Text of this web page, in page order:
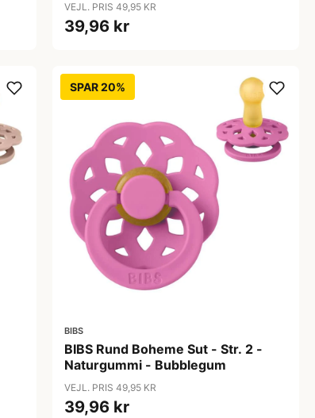
VEJL. PRIS 49,95 KR
39,96 kr
SPAR 20%
BIBS
BIBS Rund Boheme Sut - Str. 2 -
Naturgummi - Bubblegum
VEJL. PRIS 49,95 KR
39,96 kr